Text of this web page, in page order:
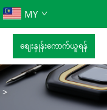
MY
စျေးနှုန်းကောက်ယူရန်
>